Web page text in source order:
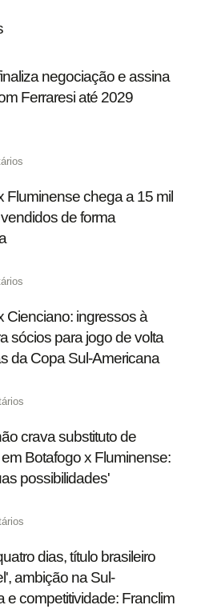
negociação e assina
Ferraresi até 2029
Fluminense chega a 15 mil
de forma
Cienciano: ingressos à
sócios para jogo de volta
da Copa Sul-Americana
crava substituto de
Botafogo x Fluminense:
possibilidades'
dias, título brasileiro
ambição na Sul-
e competitividade: Franclim